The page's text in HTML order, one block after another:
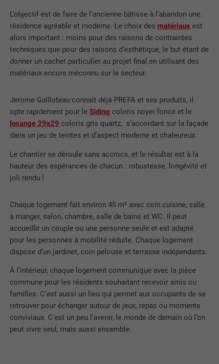
L’objectif est de faire de l’ancienne bâtisse à l’abandon une
résidence agréable et moderne. Le choix des matériaux est
alors important : moins pour des raisons de contraintes
techniques que pour des raisons d’esthétique, le but étant de
donner un cachet particulier au projet final en utilisant des
matériaux encore méconnu sur le secteur.
Jerome Guilloteau connait déjà PREFA et ses produits, il
opte rapidement pour leSiding coloris noyer foncé et le
losange 29x29 coloris gris quartz, s’accordant sur la façade
dans un jeu de teintes et d’aspect moderne et chaleureux.
Le chantier se déroule sans accrocs, et le résultat est à la
hauteur des espérances de chacun : robustesse, longévité et
joli rendu !
Chaque logement fait environ 45 m² avec coin cuisine, salle
à manger, salon, chambre, salle de bains et WC. Il peut
accueillir un couple ou une personne seule et est adapté
pour les personnes à mobilité réduite. Chaque logement
dispose d’un jardinet, coin pelouse et terrasse indépendants.
À l’intérieur, chaque logement communique avec la pièce
commune pour les résidents souhaitant recevoir amis ou
familles. C’est aussi un lieu qui permet aux occupants de se
retrouver pour échanger autour de jeux, repas ou moments
conviviaux. C’est un peu l’avenir, le monde de demain où l’on
peut vivre seul, mais aussi ensemble.